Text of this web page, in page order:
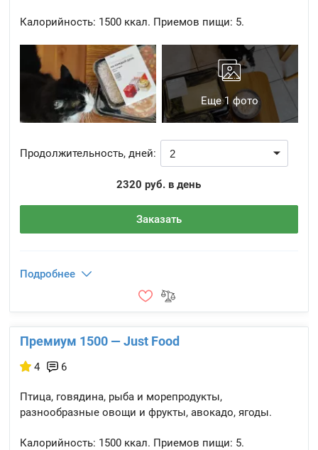
Калорийность: 1500 ккал. Приемов пищи: 5.
Еще 1 фото
Продолжительность, дней:
2320 руб. в день
Заказать
Подробнее
Премиум 1500 — Just Food
4 6
Птица, говядина, рыба и морепродукты,
разнообразные овощи и фрукты, авокадо, ягоды.
Калорийность: 1500 ккал. Приемов пищи: 5.